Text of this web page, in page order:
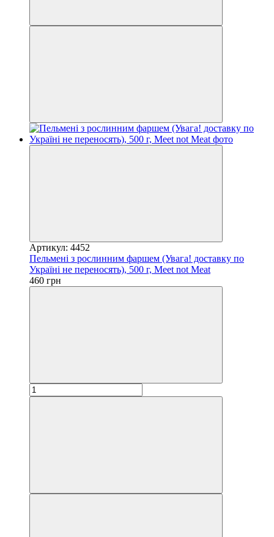
Артикул: 4452
Пельмені з рослинним фаршем (Увага! доставку по
Україні не переносять), 500 г, Meet not Meat
460 грн